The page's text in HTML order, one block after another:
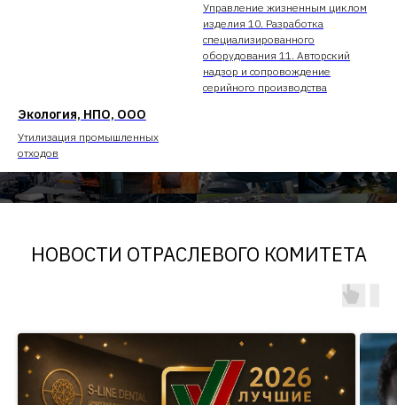
Управление жизненным циклом
изделия 10. Разработка
специализированного
оборудования 11. Авторский
надзор и сопровождение
серийного производства
Экология, НПО, ООО
Утилизация промышленных
отходов
НОВОСТИ ОТРАСЛЕВОГО КОМИТЕТА